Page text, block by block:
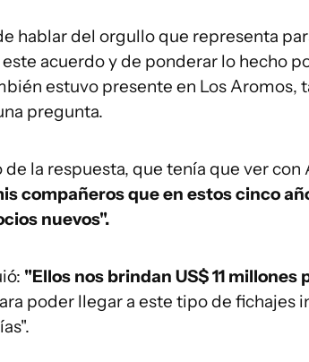
hablar del orgullo que representa
acuerdo y de ponderar lo hecho
estuvo presente en Los Aromos,
pregunta.
de la respuesta, que tenía que ver con
compañeros que en estos cinco
nuevos".
"Ellos nos brindan US$ 11 millones
poder llegar a este tipo de fichajes